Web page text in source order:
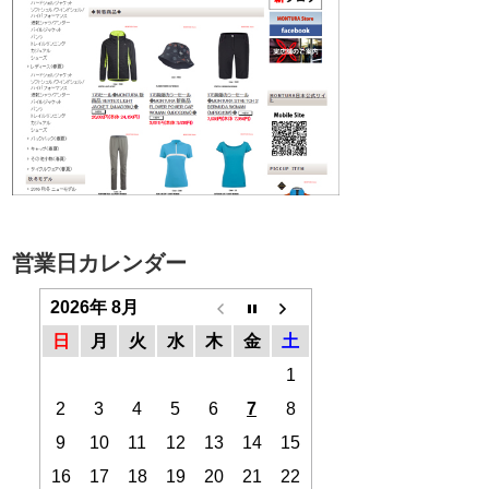
営業日カレンダー
2026年 8月
日
月 火 水 木 金
土
1
2
3 4 5 6 7
8
9
10 11 12 13 14
15
16
17 18 19 20 21 22